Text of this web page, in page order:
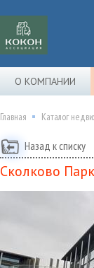
О КОМПАНИИ
Главная Каталог
Назад к списку
Сколково Парк